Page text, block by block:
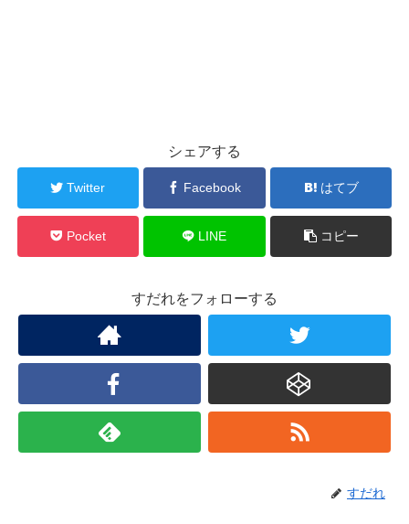
シェアする
Twitter Facebook はてブ
Pocket LINE コピー
すだれをフォローする
すだれ